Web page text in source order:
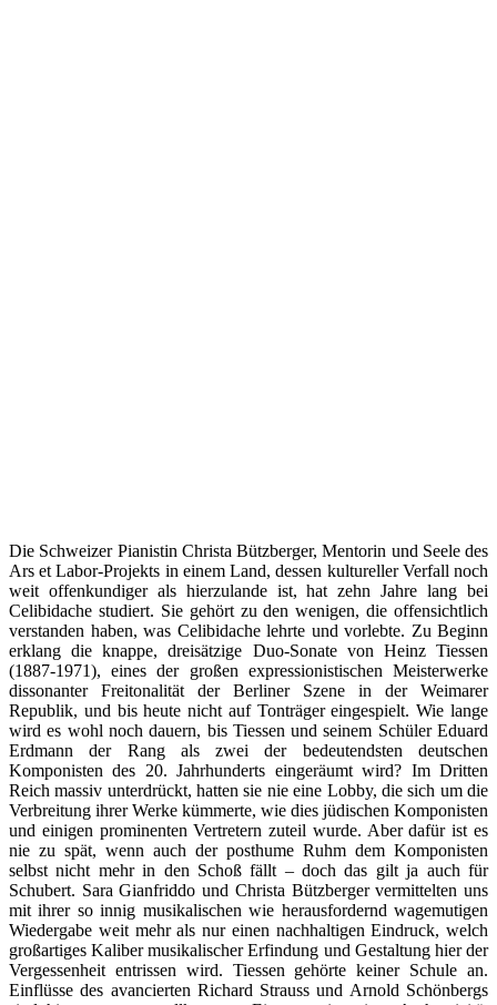
Die Schweizer Pianistin Christa Bützberger, Mentorin und Seele des
Ars et Labor-Projekts in einem Land, dessen kultureller Verfall noch
weit offenkundiger als hierzulande ist, hat zehn Jahre lang bei
Celibidache studiert. Sie gehört zu den wenigen, die offensichtlich
verstanden haben, was Celibidache lehrte und vorlebte. Zu Beginn
erklang die knappe, dreisätzige Duo-Sonate von Heinz Tiessen
(1887-1971), eines der großen expressionistischen Meisterwerke
dissonanter Freitonalität der Berliner Szene in der Weimarer
Republik, und bis heute nicht auf Tonträger eingespielt. Wie lange
wird es wohl noch dauern, bis Tiessen und seinem Schüler Eduard
Erdmann der Rang als zwei der bedeutendsten deutschen
Komponisten des 20. Jahrhunderts eingeräumt wird? Im Dritten
Reich massiv unterdrückt, hatten sie nie eine Lobby, die sich um die
Verbreitung ihrer Werke kümmerte, wie dies jüdischen Komponisten
und einigen prominenten Vertretern zuteil wurde. Aber dafür ist es
nie zu spät, wenn auch der posthume Ruhm dem Komponisten
selbst nicht mehr in den Schoß fällt – doch das gilt ja auch für
Schubert. Sara Gianfriddo und Christa Bützberger vermittelten uns
mit ihrer so innig musikalischen wie herausfordernd wagemutigen
Wiedergabe weit mehr als nur einen nachhaltigen Eindruck, welch
großartiges Kaliber musikalischer Erfindung und Gestaltung hier der
Vergessenheit entrissen wird. Tiessen gehörte keiner Schule an.
Einflüsse des avancierten Richard Strauss und Arnold Schönbergs